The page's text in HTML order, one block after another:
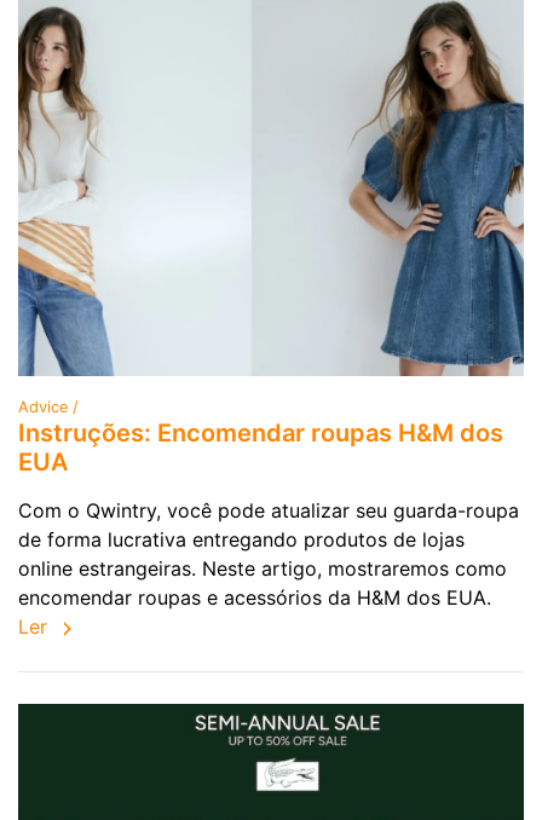
Advice /
Instruções: Encomendar roupas H&M dos
EUA
Com o Qwintry, você pode atualizar seu guarda-roupa
de forma lucrativa entregando produtos de lojas
online estrangeiras. Neste artigo, mostraremos como
encomendar roupas e acessórios da H&M dos EUA.
Ler